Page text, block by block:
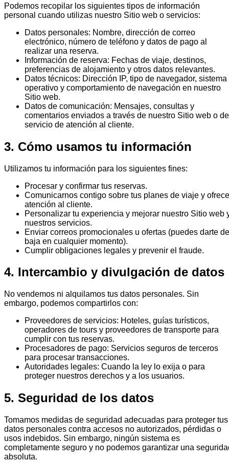
Podemos recopilar los siguientes tipos de información
personal cuando utilizas nuestro Sitio web o servicios:
Datos personales: Nombre, dirección de correo
electrónico, número de teléfono y datos de pago al
realizar una reserva.
Información de reserva: Fechas de viaje, destinos,
preferencias de alojamiento y otros datos relevantes.
Datos técnicos: Dirección IP, tipo de navegador, sistema
operativo y comportamiento de navegación en nuestro
Sitio web.
Datos de comunicación: Mensajes, consultas y
comentarios enviados a través de nuestro Sitio web o
servicio de atención al cliente.
3. Cómo usamos tu información
Utilizamos tu información para los siguientes fines:
Procesar y confirmar tus reservas.
Comunicarnos contigo sobre tus planes de viaje y
atención al cliente.
Personalizar tu experiencia y mejorar nuestro Sitio web
nuestros servicios.
Enviar correos promocionales u ofertas (puedes darte de
baja en cualquier momento).
Cumplir obligaciones legales y prevenir el fraude.
4. Intercambio y divulgación de datos
No vendemos ni alquilamos tus datos personales. Sin
embargo, podemos compartirlos con:
Proveedores de servicios: Hoteles, guías turísticos,
operadores de tours y proveedores de transporte para
cumplir con tus reservas.
Procesadores de pago: Servicios seguros de terceros
para procesar transacciones.
Autoridades legales: Cuando la ley lo exija o para
proteger nuestros derechos y a los usuarios.
5. Seguridad de los datos
Tomamos medidas de seguridad adecuadas para proteger tus
datos personales contra accesos no autorizados, pérdidas o
usos indebidos. Sin embargo, ningún sistema es
completamente seguro y no podemos garantizar una
absoluta.